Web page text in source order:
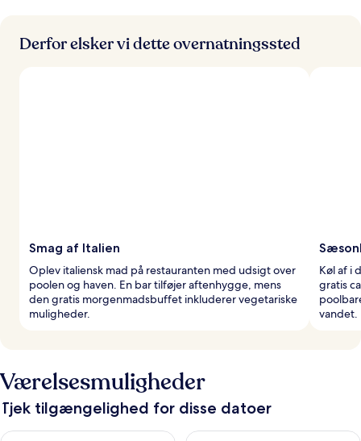
Derfor elsker vi dette overnatningssted
Smag af Italien
Oplev italiensk mad på restauranten med udsigt over
poolen og haven. En bar tilføjer aftenhygge, mens
den gratis morgenmadsbuffet inkluderer vegetariske
muligheder.
Køl af i
gratis
vandet.
Værelsesmuligheder
Tjek tilgængelighed for disse datoer